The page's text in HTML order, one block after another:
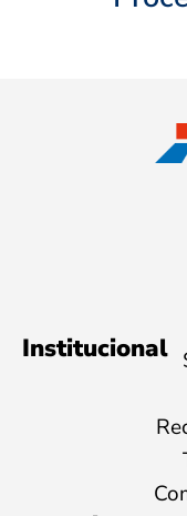
Institucional